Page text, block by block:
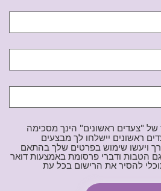
"צעדים ראשונים" הינך מסכימה
ראשונים יישלחו לך מבצעים
ויעשו שימוש בפרטים שלך בהתאם
הטבות ודברי פרסומת באמצעות דואר